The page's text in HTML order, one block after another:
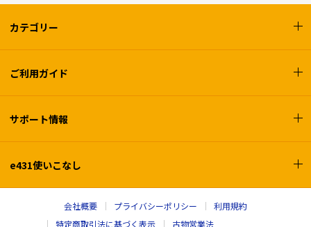
カテゴリー
ご利用ガイド
サポート情報
e431使いこなし
会社概要 プライバシーポリシー
利用規約
特定商取引法に基づく表示
古物営業法